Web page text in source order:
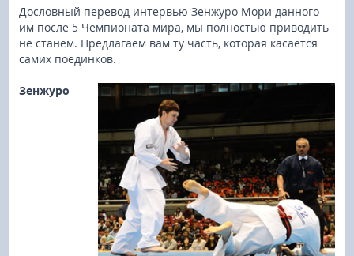
Дословный перевод интервью Зенжуро Мори данного
им после 5 Чемпионата мира, мы полностью приводить
не станем. Предлагаем вам ту часть, которая касается
самих поединков.
Зенжуро